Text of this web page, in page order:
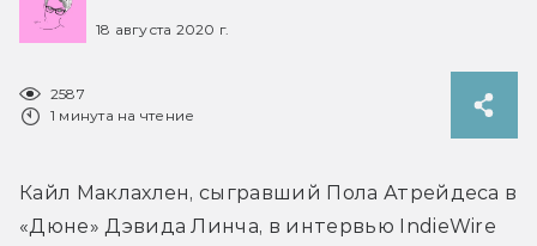
18 августа 2020 г.
2587
1 минута на чтение
Кайл Маклахлен, сыгравший Пола Атрейдеса в